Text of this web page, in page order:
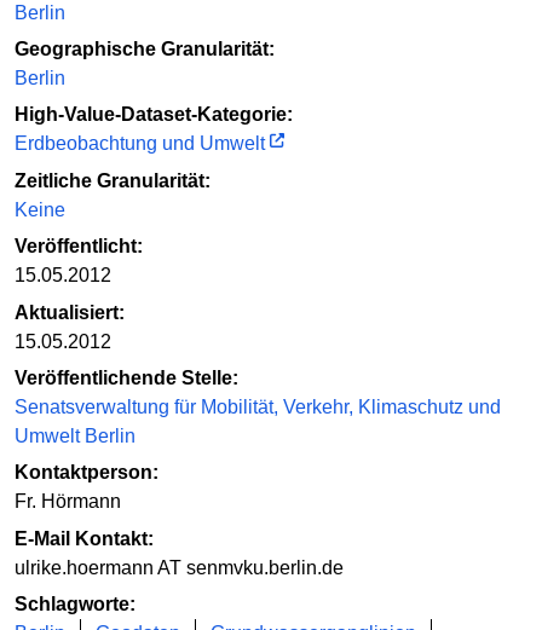
Berlin
Geographische Granularität:
Berlin
High-Value-Dataset-Kategorie:
Erdbeobachtung und Umwelt
Zeitliche Granularität:
Keine
Veröffentlicht:
15.05.2012
Aktualisiert:
15.05.2012
Veröffentlichende Stelle:
Senatsverwaltung für Mobilität, Verkehr, Klimaschutz und
Umwelt Berlin
Kontaktperson:
Fr. Hörmann
E-Mail Kontakt:
ulrike.hoermann AT senmvku.berlin.de
Schlagworte: